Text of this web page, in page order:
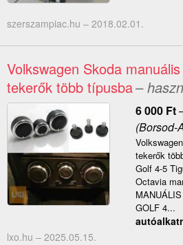
szerszampiac.hu – 2018.02.01.
Volkswagen Skoda
tekerők több típusba–
6 000 Ft
(Borsod-
tekerők
Golf 4-5
Octavia
GOLF 4...
lxo.hu – 2025.05.15.